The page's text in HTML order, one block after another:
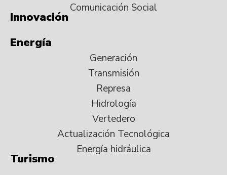
Comunicación Social
Innovación
Energía
Generación
Transmisión
Represa
Hidrología
Vertedero
Actualización Tecnológica
Energía hidráulica
Turismo